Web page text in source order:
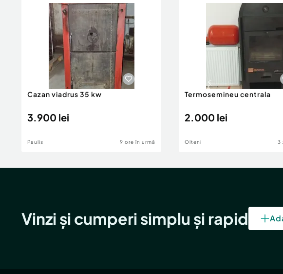
Cazan viadrus 35 kw
3.900 lei
Paulis 9 ore în urmă
Termosemineu centrala
2.000 lei
Olteni 3
Vinzi și cumperi simplu și rapid